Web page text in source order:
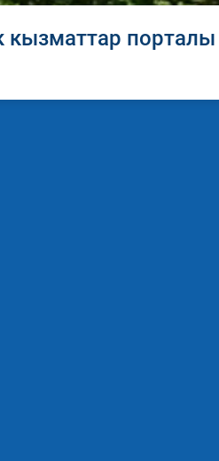
кызматтар порталы